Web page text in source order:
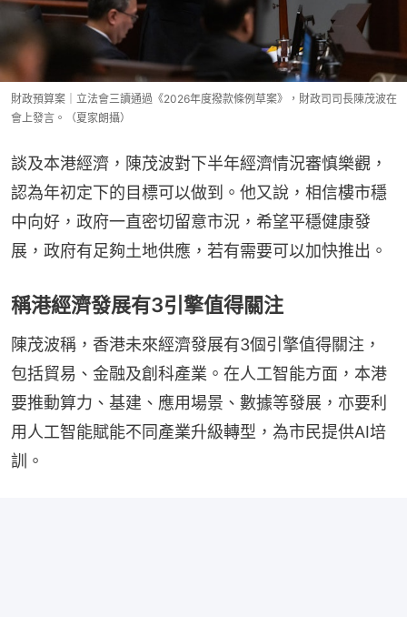
財政預算案｜立法會三讀通過《2026年度撥款條例草案》，財政司司長陳茂波在
會上發言。（夏家朗攝）
談及本港經濟，陳茂波對下半年經濟情況審慎樂觀，
認為年初定下的目標可以做到。他又說，相信樓市穩
中向好，政府一直密切留意市況，希望平穩健康發
展，政府有足夠土地供應，若有需要可以加快推出。
稱港經濟發展有3引擎值得關注
陳茂波稱，香港未來經濟發展有3個引擎值得關注，
包括貿易、金融及創科產業。在人工智能方面，本港
要推動算力、基建、應用場景、數據等發展，亦要利
用人工智能賦能不同產業升級轉型，為市民提供AI培
訓。